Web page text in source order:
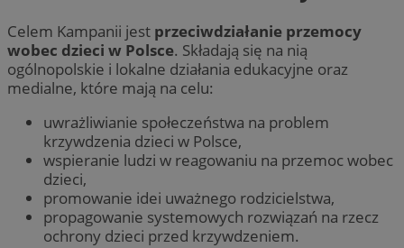
Celem Kampanii jest przeciwdziałanie przemocy
wobec dzieci w Polsce. Składają się na nią
ogólnopolskie i lokalne działania edukacyjne oraz
medialne, które mają na celu:
uwrażliwianie społeczeństwa na problem
krzywdzenia dzieci w Polsce,
wspieranie ludzi w reagowaniu na przemoc wobec
dzieci,
promowanie idei uważnego rodzicielstwa,
propagowanie systemowych rozwiązań na rzecz
ochrony dzieci przed krzywdzeniem.